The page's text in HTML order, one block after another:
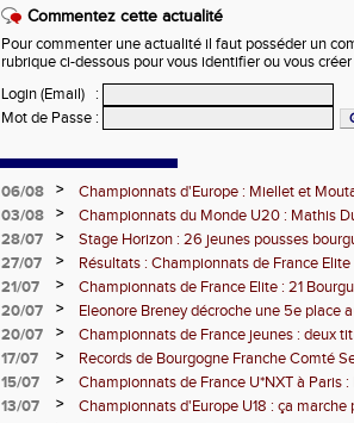
Commentez cette actualité
Pour commenter une actualité il faut posséder un
rubrique ci-dessous pour vous identifier ou vous
Login (Email)
:
Mot de Passe :
06/08 >
Championnats d'Europe : Miellet et
03/08
>
Championnats du Monde U20 : Mathis
3000m steeple
28/07 >
Stage Horizon : 26 jeunes pousses
comtoises retenues
27/07 >
Résultats : Championnats de France
21/07
>
Championnats de France Elite : 21
l'assaut d'Albi
20/07 >
Eleonore Breney décroche une 5e place
d'Europe U18
20/07 >
Championnats de France jeunes : deux
de médailles pour la BFC
17/07 >
Records de Bourgogne Franche Comté
15/07
>
Championnats de France U*NXT à Paris
Comté en force
13/07 >
Championnats d'Europe U18 : ça marche